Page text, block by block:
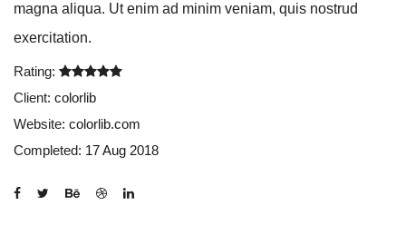
magna aliqua. Ut enim ad minim veniam, quis nostrud
exercitation.
Rating:
Client: colorlib
Website: colorlib.com
Completed: 17 Aug 2018